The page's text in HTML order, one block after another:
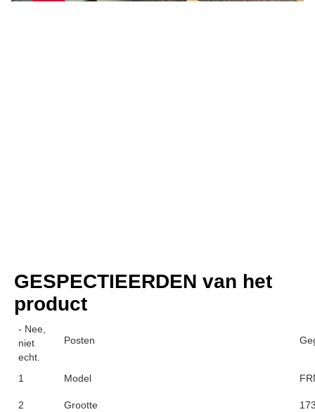
GESPECTIEERDEN van het
product
- Nee,
niet
echt.
Posten
1 Model
2 Grootte